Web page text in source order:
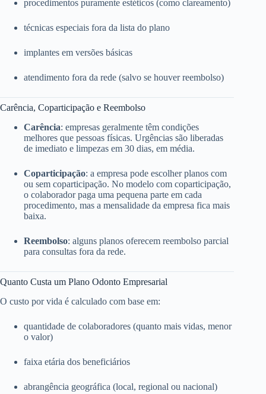
procedimentos puramente estéticos (como clareamento)
técnicas especiais fora da lista do plano
implantes em versões básicas
atendimento fora da rede (salvo se houver reembolso)
Carência, Coparticipação e Reembolso
Carência: empresas geralmente têm condições
melhores que pessoas físicas. Urgências são liberadas
de imediato e limpezas em 30 dias, em média.
Coparticipação: a empresa pode escolher planos com
ou sem coparticipação. No modelo com coparticipação,
o colaborador paga uma pequena parte em cada
procedimento, mas a mensalidade da empresa fica mais
baixa.
Reembolso: alguns planos oferecem reembolso parcial
para consultas fora da rede.
Quanto Custa um Plano Odonto Empresarial
O custo por vida é calculado com base em:
quantidade de colaboradores (quanto mais vidas, menor
o valor)
faixa etária dos beneficiários
abrangência geográfica (local, regional ou nacional)